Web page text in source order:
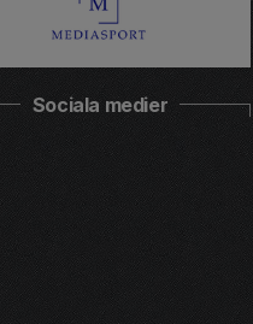
Sociala medier